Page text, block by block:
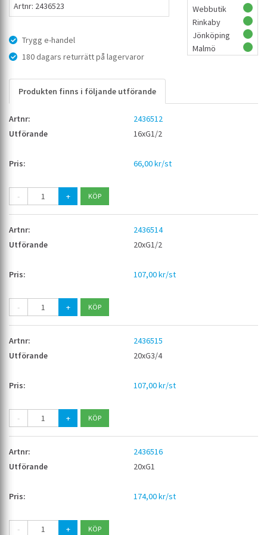
Artnr: 2436523
Trygg e-handel
180 dagars returrätt på lagervaror
Webbutik
Rinkaby
Jönköping
Malmö
Produkten finns i följande utförande
2436512
16xG1/2
66,00 kr/st
- +
2436514
20xG1/2
107,00 kr/st
- +
2436515
20xG3/4
107,00 kr/st
- +
2436516
20xG1
174,00 kr/st
- +